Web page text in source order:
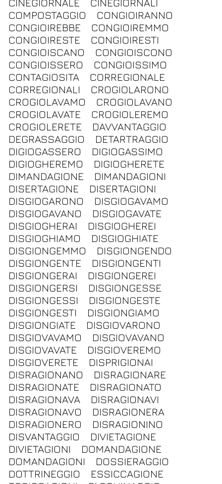
CINEGIORNALE
CINEGIORNALI
COMPOSTAGGIO
CONGIOIRANNO
CONGIOIREBBE
CONGIOIREMMO
CONGIOIRESTE
CONGIOIRESTI
CONGIOISCANO
CONGIOISCONO
CONGIOISSERO
CONGIOISSIMO
CONTAGIOSITA
CORREGIONALE
CORREGIONALI
CROGIOLARONO
CROGIOLAVAMO
CROGIOLAVANO
CROGIOLAVATE
CROGIOLEREMO
CROGIOLERETE
DAVVANTAGGIO
DEGRASSAGGIO
DETARTRAGGIO
DIGIOGASSERO
DIGIOGASSIMO
DIGIOGHEREMO
DIGIOGHERETE
DIMANDAGIONE
DIMANDAGIONI
DISERTAGIONE
DISERTAGIONI
DISGIOGARONO
DISGIOGAVAMO
DISGIOGAVANO
DISGIOGAVATE
DISGIOGHERAI
DISGIOGHEREI
DISGIOGHIAMO
DISGIOGHIATE
DISGIONGEMMO
DISGIONGENDO
DISGIONGENTE
DISGIONGENTI
DISGIONGERAI
DISGIONGEREI
DISGIONGERSI
DISGIONGESSE
DISGIONGESSI
DISGIONGESTE
DISGIONGESTI
DISGIONGIAMO
DISGIONGIATE
DISGIOVARONO
DISGIOVAVAMO
DISGIOVAVANO
DISGIOVAVATE
DISGIOVEREMO
DISGIOVERETE
DISPRIGIONAI
DISRAGIONANO
DISRAGIONARE
DISRAGIONATE
DISRAGIONATO
DISRAGIONAVA
DISRAGIONAVI
DISRAGIONAVO
DISRAGIONERA
DISRAGIONERO
DISRAGIONINO
DISVANTAGGIO
DIVIETAGIONE
DIVIETAGIONI
DOMANDAGIONE
DOMANDAGIONI
DOSSIERAGGIO
DOTTRINEGGIO
ESSICCAGIONE